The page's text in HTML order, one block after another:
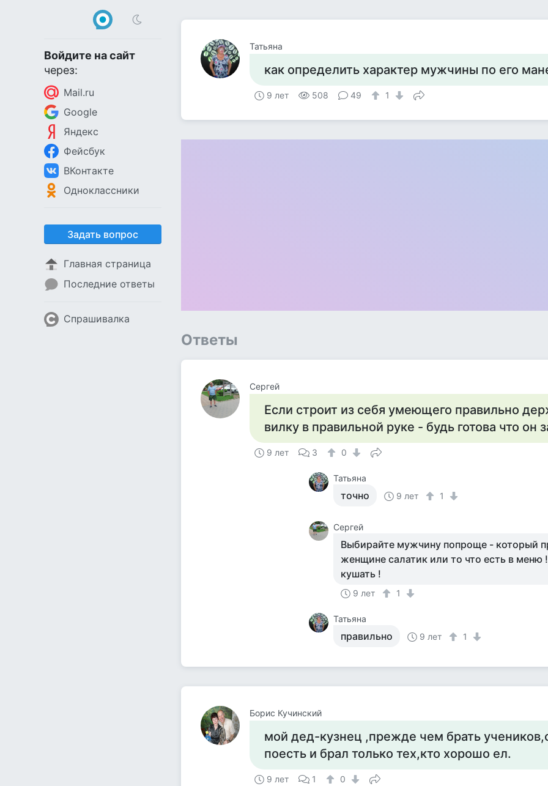
Войдите на сайт
через:
Mail.ru
Google
Яндекс
Фейсбук
ВКонтакте
Одноклассники
Задать вопрос
Главная страница
Последние ответы
Спрашивалка
Татьяна
как определить характер мужчины по его
9 лет 508 49 1
Ответы
Сергей
Если строит из себя умеющего правильно
вилку в правильной руке - будь готова что он
9 лет 3 0
Татьяна
точно 9 лет 1
Сергей
Выбирайте мужчину попроще - который
женщине салатик или то что есть в меню
кушать !
9 лет 1
Татьяна
правильно 9 лет 1
Борис Кучинский
мой дед-кузнец ,прежде чем брать
поесть и брал только тех,кто хорошо ел.
9 лет 1 0